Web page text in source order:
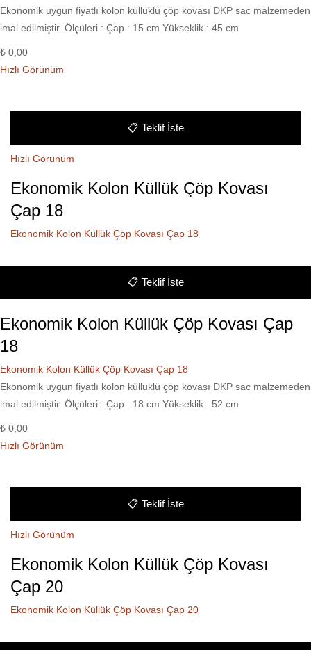
Ekonomik uygun fiyatlı kolon küllüklü çöp kovası DKP sac malzemeden
imal edilmiştir. Ölçüleri : Çap : 15 cm Yükseklik : 45 cm
₺ 0,00
Hızlı Görünüm
📋 Teklif İste
Hızlı Görünüm
Ekonomik Kolon Küllük Çöp Kovası
Çap 18
Ekonomik Kolon Küllük Çöp Kovası Çap 18
📋 Teklif İste
Ekonomik Kolon Küllük Çöp Kovası Çap
18
Ekonomik Kolon Küllük Çöp Kovası Çap 18
Ekonomik uygun fiyatlı kolon küllüklü çöp kovası DKP sac malzemeden
imal edilmiştir. Ölçüleri : Çap : 18 cm Yükseklik : 52 cm
₺ 0,00
Hızlı Görünüm
📋 Teklif İste
Hızlı Görünüm
Ekonomik Kolon Küllük Çöp Kovası
Çap 20
Ekonomik Kolon Küllük Çöp Kovası Çap 20